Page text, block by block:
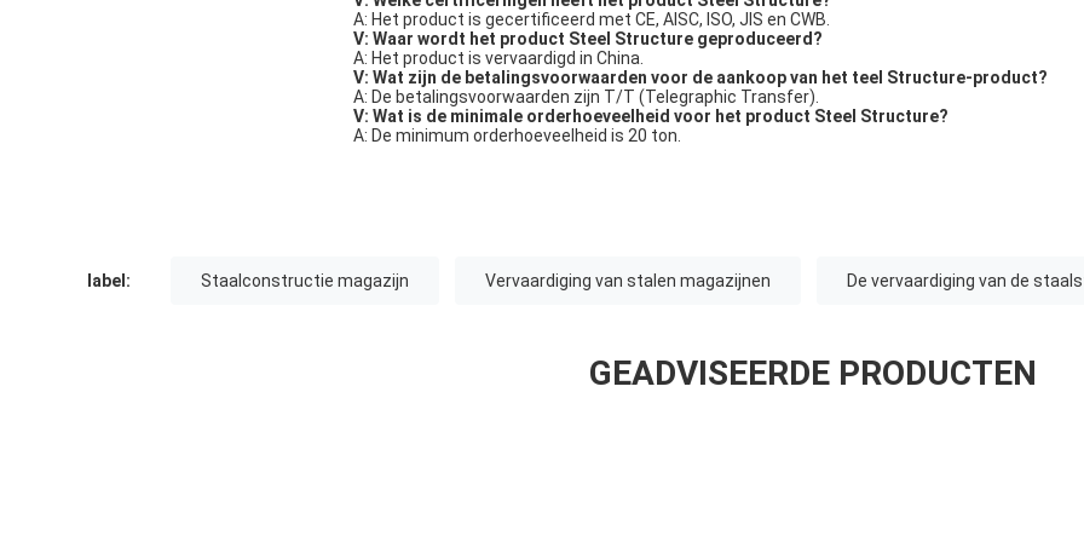
A: Het product is gecertificeerd met CE, AISC, ISO, JIS en CWB.
V: Waar wordt het product Steel Structure geproduceerd?
A: Het product is vervaardigd in China.
V: Wat zijn de betalingsvoorwaarden voor de aankoop van het teel Structure-product?
A: De betalingsvoorwaarden zijn T/T (Telegraphic Transfer).
V: Wat is de minimale orderhoeveelheid voor het product Steel Structure?
A: De minimum orderhoeveelheid is 20 ton.
label: Staalconstructie magazijn Vervaardiging van stalen magazijnen De vervaardiging van de
GEADVISEERDE PRODUCTEN